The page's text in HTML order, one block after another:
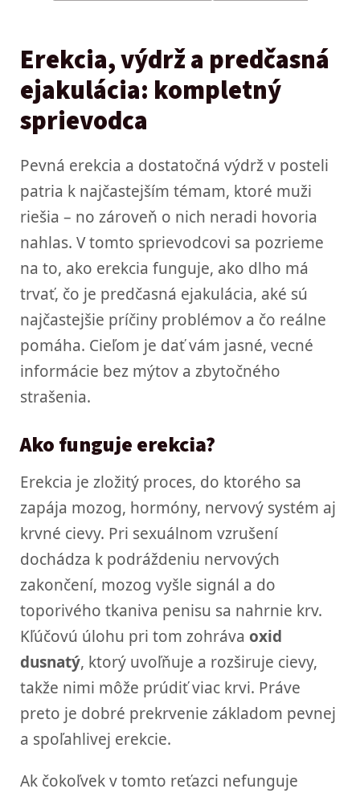
Erekcia, výdrž a predčasná
ejakulácia: kompletný
sprievodca
Pevná erekcia a dostatočná výdrž v posteli
patria k najčastejším témam, ktoré muži
riešia – no zároveň o nich neradi hovoria
nahlas. V tomto sprievodcovi sa pozrieme
na to, ako erekcia funguje, ako dlho má
trvať, čo je predčasná ejakulácia, aké sú
najčastejšie príčiny problémov a čo reálne
pomáha. Cieľom je dať vám jasné, vecné
informácie bez mýtov a zbytočného
strašenia.
Ako funguje erekcia?
Erekcia je zložitý proces, do ktorého sa
zapája mozog, hormóny, nervový systém aj
krvné cievy. Pri sexuálnom vzrušení
dochádza k podráždeniu nervových
zakončení, mozog vyšle signál a do
toporivého tkaniva penisu sa nahrnie krv.
Kľúčovú úlohu pri tom zohráva oxid
dusnatý, ktorý uvoľňuje a rozširuje cievy,
takže nimi môže prúdiť viac krvi. Práve
preto je dobré prekrvenie základom pevnej
a spoľahlivej erekcie.
Ak čokoľvek v tomto reťazci nefunguje